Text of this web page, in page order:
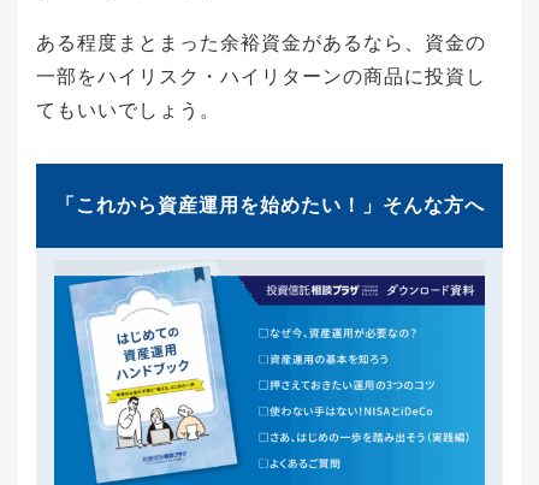
ある程度まとまった余裕資金があるなら、資金の
一部をハイリスク・ハイリターンの商品に投資し
てもいいでしょう。
「これから資産運用を始めたい！」そんな方へ